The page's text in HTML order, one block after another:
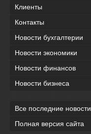
Клиенты
Контакты
Новости бухгалтерии
Новости экономики
Новости финансов
Новости бизнеса
Все последние новости
Полная версия сайта